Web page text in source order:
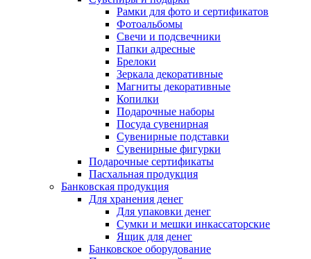
Рамки для фото и сертификатов
Фотоальбомы
Свечи и подсвечники
Папки адресные
Брелоки
Зеркала декоративные
Магниты декоративные
Копилки
Подарочные наборы
Посуда сувенирная
Сувенирные подставки
Сувенирные фигурки
Подарочные сертификаты
Пасхальная продукция
Банковская продукция
Для хранения денег
Для упаковки денег
Сумки и мешки инкассаторские
Ящик для денег
Банковское оборудование